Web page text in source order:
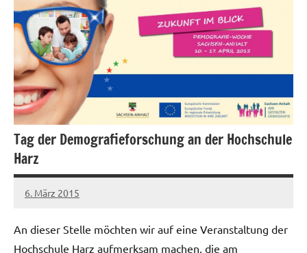
Tag der Demografieforschung an der Hochschule
Harz
6. März 2015
Christian
Ein
An dieser Stelle möchten wir auf eine Veranstaltung der
Hochschule Harz aufmerksam machen, die am